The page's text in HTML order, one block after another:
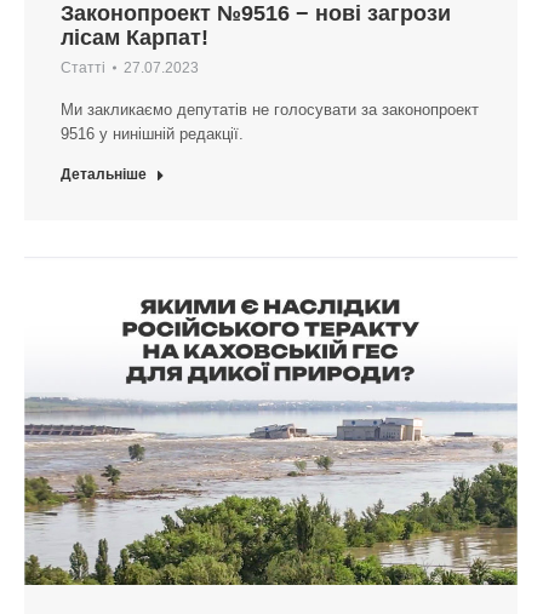
Законопроект №9516 − нові загрози
лісам Карпат!
Статті 27.07.2023
Ми закликаємо депутатів не голосувати за законопроект
9516 у нинішній редакції.
Детальніше